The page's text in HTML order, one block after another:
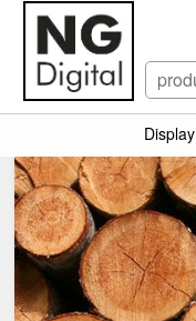
Display